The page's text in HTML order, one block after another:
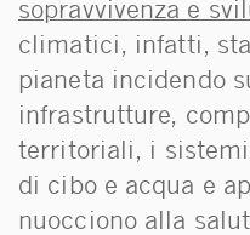
sopravvivenza e
climatici, infatti,
pianeta incidendo
infrastrutture,
territoriali, i sistemi
di cibo e acqua e
nuocciono alla